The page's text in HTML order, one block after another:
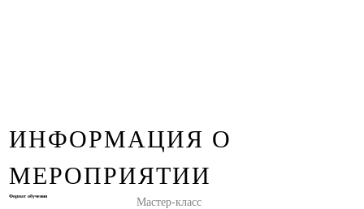
ИНФОРМАЦИЯ О
МЕРОПРИЯТИИ
Формат обучения Мастер-класс